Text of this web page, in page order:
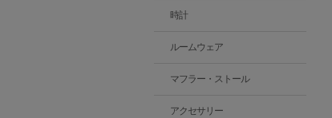
時計
ルームウェア
マフラー・ストール
アクセサリー